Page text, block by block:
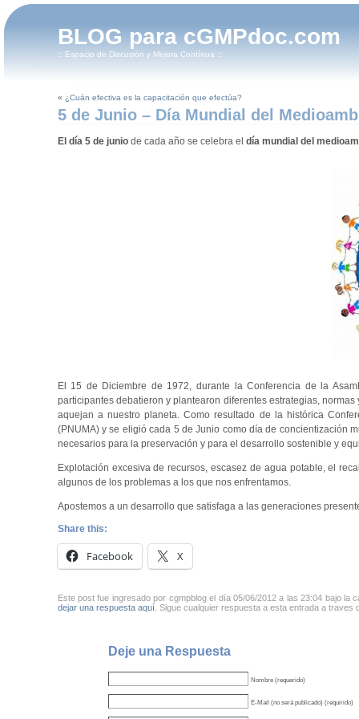
BLOG para cGMPdoc.com
:: Espacio de Discusión y Mejora Contínua ::
« ¿Cuán efectiva es la capacitación que efectúa?
5 de Junio – Día Mundial del
El día 5 de juniode cada año se celebra el día mundial del
El 15 de Diciembre de 1972, durante la Conferencia de la
participantes debatieron y plantearon diferentes estrategias,
aquejan a nuestro planeta. Como resultado de la histórica
(PNUMA) y se eligió cada 5 de Junio como día de concientización
necesarios para la preservación y para el desarrollo sostenible y
Explotación excesiva de recursos, escasez de agua potable, el
algunos de los problemas a los que nos enfrentamos.
Apostemos a un desarrollo que satisfaga a las generaciones
Share this:
Facebook X
Este post fue ingresado por cgmpblog el día 05/06/2012 a las 23:04 bajo la
dejar una respuesta aquí. Sigue cualquier respuesta a esta entrada a traves
Deje una Respuesta
Nombre (requerido)
E-Mail (no será publicado) (requirido)